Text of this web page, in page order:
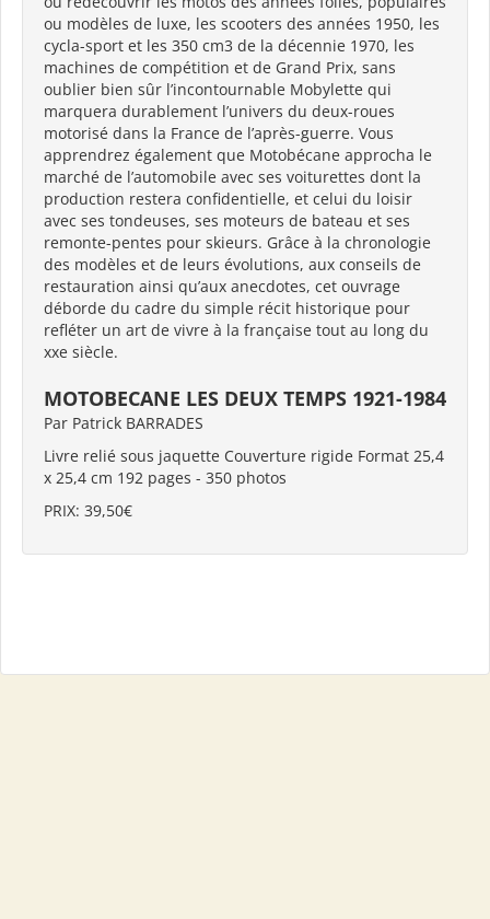
ou modèles de luxe, les scooters des années 1950, les
cycla-sport et les 350 cm3 de la décennie 1970, les
machines de compétition et de Grand Prix, sans
oublier bien sûr l’incontournable Mobylette qui
marquera durablement l’univers du deux-roues
motorisé dans la France de l’après-guerre. Vous
apprendrez également que Motobécane approcha le
marché de l’automobile avec ses voiturettes dont la
production restera confidentielle, et celui du loisir
avec ses tondeuses, ses moteurs de bateau et ses
remonte-pentes pour skieurs. Grâce à la chronologie
des modèles et de leurs évolutions, aux conseils de
restauration ainsi qu’aux anecdotes, cet ouvrage
déborde du cadre du simple récit historique pour
refléter un art de vivre à la française tout au long du
xxe siècle.
MOTOBECANE LES DEUX TEMPS 1921-1984
Par Patrick BARRADES
Livre relié sous jaquette Couverture rigide Format 25,4
x 25,4 cm 192 pages - 350 photos
PRIX: 39,50€